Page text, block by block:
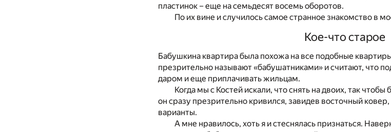
пластинок – еще на семьдесят восемь оборотов.
По их вине и случилось самое странное знакомство в
Кое-что старое
Бабушкина квартира была похожа на все подобные
презрительно называют «бабушатниками» и считают, что
даром и еще приплачивать жильцам.
Когда мы с Костей искали, что снять на двоих, так
он сразу презрительно кривился, завидев восточный
варианты.
А мне нравилось, хоть я и стеснялась признаться.